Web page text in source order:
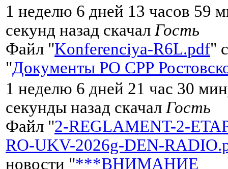
1 неделю 6 дней 13 часов 59
секунд назад скачал Гость
Файл "Konferenciya-R6L.pdf"
"Документы РО СРР
1 неделю 6 дней 21 час 30
секунды назад скачал Гость
Файл "2-REGLAMENT-2-
RO-UKV-2026g-DEN-
новости "***ВНИМАНИЕ